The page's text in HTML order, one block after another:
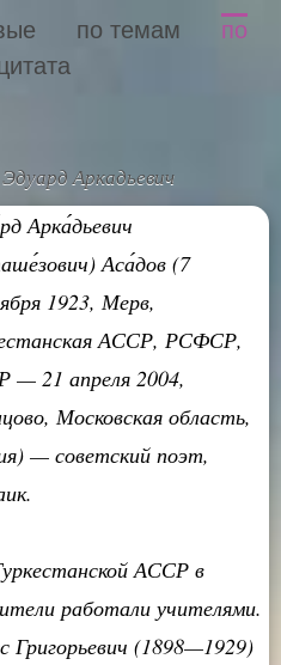
по темам
по
Аркадьевич
Арка́дьевич
Аса́дов (7
1923, Мерв,
АССР, РСФСР,
— 21 апреля 2004,
Московская область,
— советский поэт,
АССР в
работали учителями.
(1898—1929)